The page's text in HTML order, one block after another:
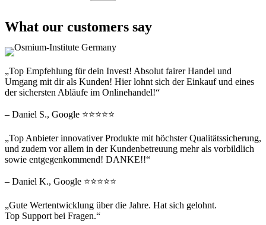
What our customers say
„Top Empfehlung für dein Invest! Absolut fairer Handel und
Umgang mit dir als Kunden! Hier lohnt sich der Einkauf und eines
der sichersten Abläufe im Onlinehandel!“
– Daniel S., Google ⭐⭐⭐⭐⭐
„Top Anbieter innovativer Produkte mit höchster Qualitätssicherung,
und zudem vor allem in der Kundenbetreuung mehr als vorbildlich
sowie entgegenkommend! DANKE!!“
– Daniel K., Google ⭐⭐⭐⭐⭐
„Gute Wertentwicklung über die Jahre. Hat sich gelohnt.
Top Support bei Fragen.“